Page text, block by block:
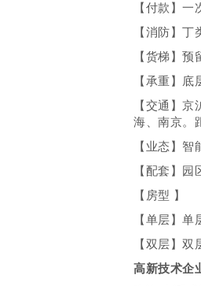
【付款】
【消防】丁
【货梯】预
【承重】
【交通】
海、南京。
【业态】
【配套】园
【房型 】
【单层】
【双层】
高新技术企